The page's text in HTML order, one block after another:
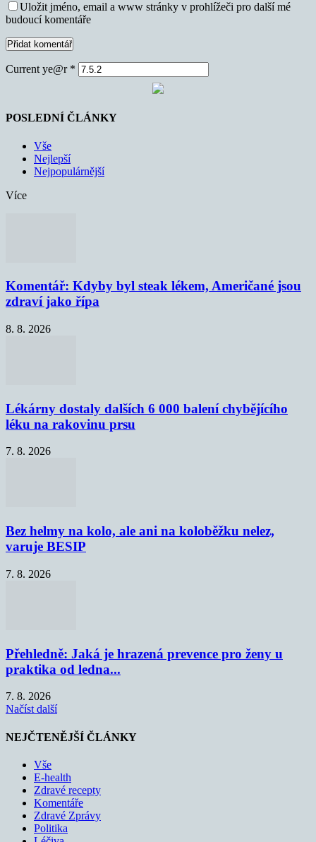
Uložit jméno, email a www stránky v prohlížeči pro další mé
budoucí komentáře
Current ye@r *
POSLEDNÍ ČLÁNKY
Vše
Nejlepší
Nejpopulárnější
Více
Komentář: Kdyby byl steak lékem, Američané jsou
zdraví jako řípa
8. 8. 2026
Lékárny dostaly dalších 6 000 balení chybějícího
léku na rakovinu prsu
7. 8. 2026
Bez helmy na kolo, ale ani na koloběžku nelez,
varuje BESIP
7. 8. 2026
Přehledně: Jaká je hrazená prevence pro ženy u
praktika od ledna...
7. 8. 2026
Načíst další
NEJČTENĚJŠÍ ČLÁNKY
Vše
E-health
Zdravé recepty
Komentáře
Zdravé Zprávy
Politika